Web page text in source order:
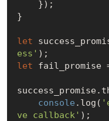
}
let
ess'
let fail_promise
console .log(
ve callback' );